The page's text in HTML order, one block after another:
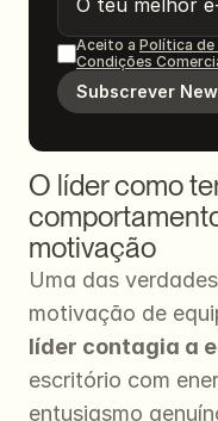
Aceito a Política de
Condições
Subscrever
O líder como
motivação
Uma das
motivação de
líder contagia a
escritório com
entusiasmo